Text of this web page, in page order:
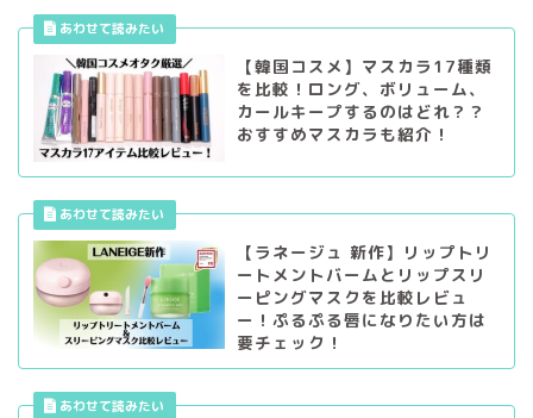
【韓国コスメ】マスカラ17種類
を比較！ロング、ボリューム、
カールキープするのはどれ？？
おすすめマスカラも紹介！
【ラネージュ 新作】リップトリ
ートメントバームとリップスリ
ーピングマスクを比較レビュ
ー！ぷるぷる唇になりたい方は
要チェック！